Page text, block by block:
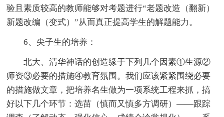
验且素质较高的教师能够对考题进行“老题改造（翻新）
新题改编（变式）”从而真正提高学生的解题能力。
6、尖子生的培养：
北大、清华神话的创造缘于下列几个因素①生源②
师资③必要的措施④教育氛围。我们应该紧紧围绕必要
的措施做文章，把培养名生做为一项系统工程来抓，搞
好以下几个环节：选苗（慎而又慎多方调研）——跟踪